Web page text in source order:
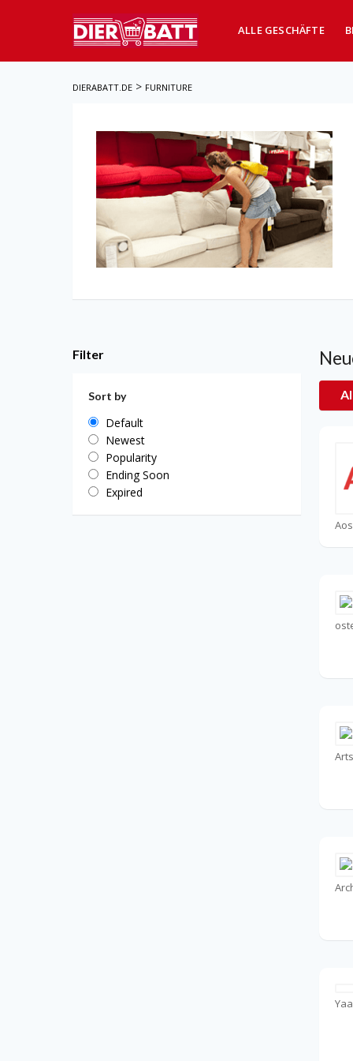
ALLE GESCHÄFTE
DIERABATT.DE > FURNITURE
Filter
Sort by
Default
Newest
Popularity
Ending Soon
Expired